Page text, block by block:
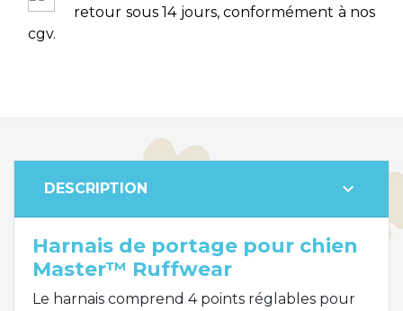
retour sous 14 jours, conformément à nos
cgv.
DESCRIPTION expand_more
Harnais de portage pour chien
Master™ Ruffwear
Le harnais comprend 4 points réglables pour